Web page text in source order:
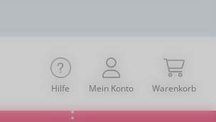
Hilfe Mein Konto Warenkorb